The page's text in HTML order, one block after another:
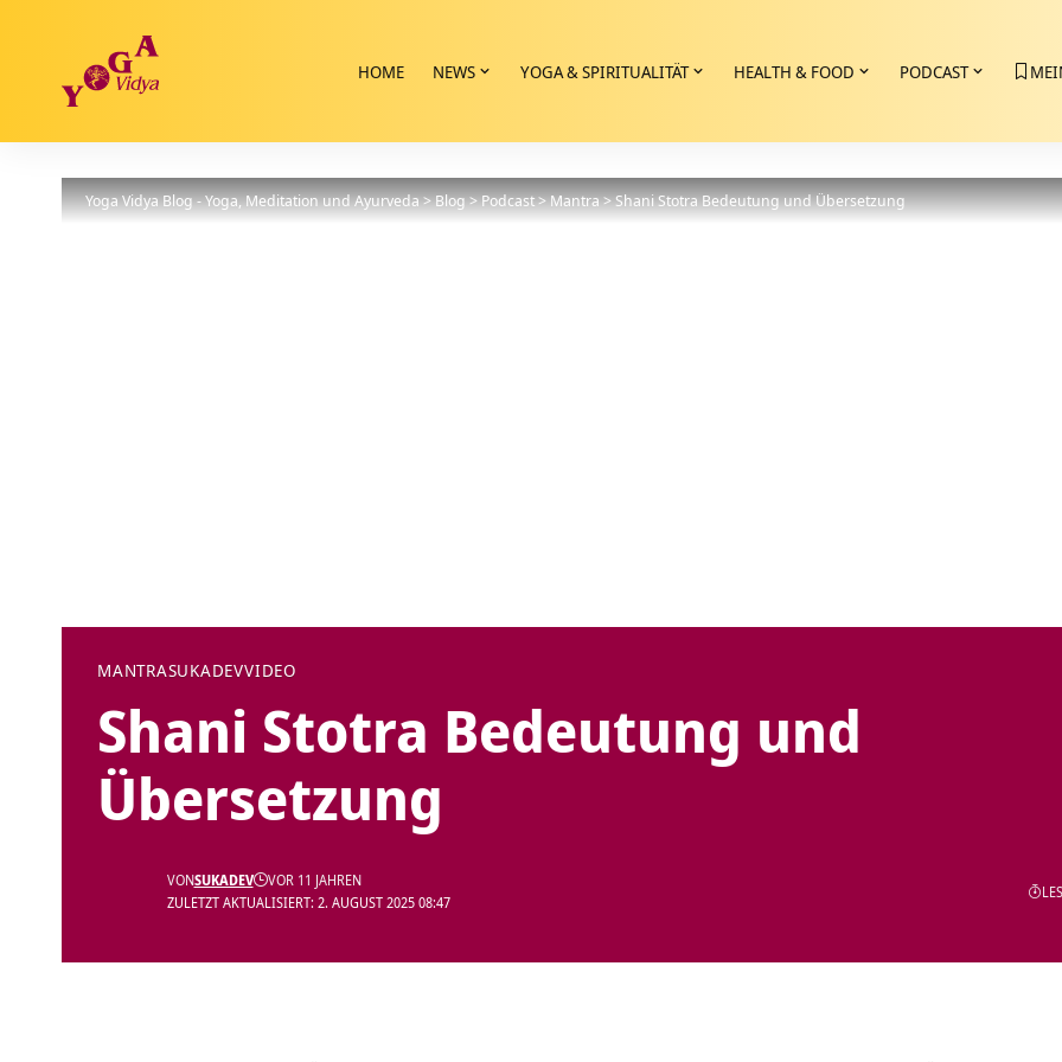
HOME NEWS YOGA & SPIRITUALITÄT HEALTH & FOOD PODCAST
Yoga Vidya Blog - Yoga, Meditation und Ayurveda>Blog>Podcast>Mantra>Shani Stotra Bedeutung und Übersetzung
MANTRASUKADEVVIDEO
Shani Stotra Bedeutung und
Übersetzung
ZULETZT AKTUALISIERT: 2. AUGUST 2025 08:47
VONSUKADEV VOR 11 JAHREN